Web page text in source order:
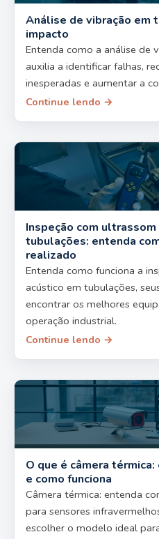
Análise de vibração em
impacto
Entenda como a análise de
auxilia a identificar falhas,
inesperadas e aumentar a
Continue lendo →
Inspeção com
tubulações: entenda
realizado
Entenda como funciona a
acústico em tubulações,
encontrar os melhores
operação industrial.
Continue lendo →
O que é câmera
e como funciona
Câmera térmica: entenda
para sensores
escolher o modelo ideal